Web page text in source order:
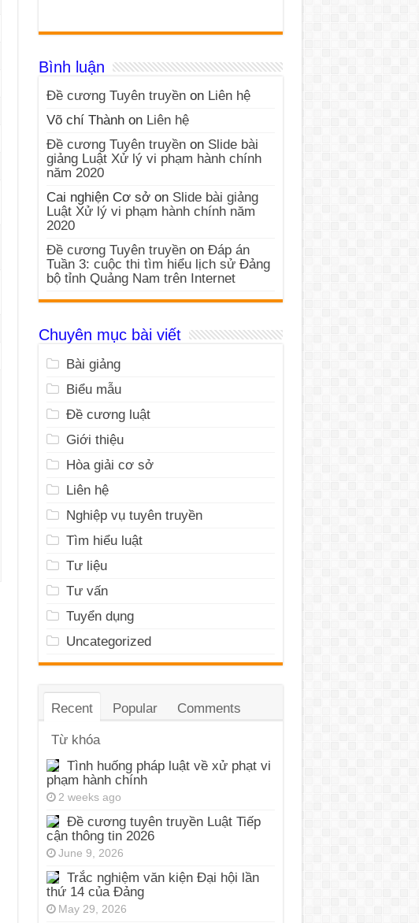
Bình luận
Đề cương Tuyên truyềnon Liên hệ
Võ chí Thànhon Liên hệ
Đề cương Tuyên truyềnon Slide bài
giảng Luật Xử lý vi phạm hành chính
năm 2020
Cai nghiện Cơ sởon Slide bài giảng
Luật Xử lý vi phạm hành chính năm
2020
Đề cương Tuyên truyềnon Đáp án
Tuần 3: cuộc thi tìm hiểu lịch sử Đảng
bộ tỉnh Quảng Nam trên Internet
Chuyên mục bài viết
Bài giảng
Biểu mẫu
Đề cương luật
Giới thiệu
Hòa giải cơ sở
Liên hệ
Nghiệp vụ tuyên truyền
Tìm hiểu luật
Tư liệu
Tư vấn
Tuyển dụng
Uncategorized
Recent Popular Comments
Từ khóa
Tình huống pháp luật về xử phạt vi
phạm hành chính
2 weeks ago
Đề cương tuyên truyền Luật Tiếp
cận thông tin 2026
June 9, 2026
Trắc nghiệm văn kiện Đại hội lần
thứ 14 của Đảng
May 29, 2026